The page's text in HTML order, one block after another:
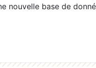
nouvelle base de